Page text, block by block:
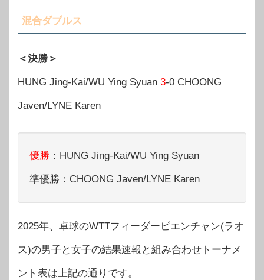
混合ダブルス
＜決勝＞
HUNG Jing-Kai/WU Ying Syuan 3-0 CHOONG
Javen/LYNE Karen
優勝 ：HUNG Jing-Kai/WU Ying Syuan
準優勝：CHOONG Javen/LYNE Karen
2025年、卓球のWTTフィーダービエンチャン(ラオ
ス)の男子と女子の結果速報と組み合わせトーナメ
ント表は上記の通りです。